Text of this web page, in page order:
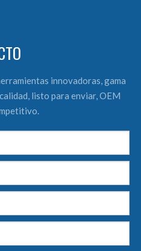
innovadoras, gama
listo para enviar, OEM